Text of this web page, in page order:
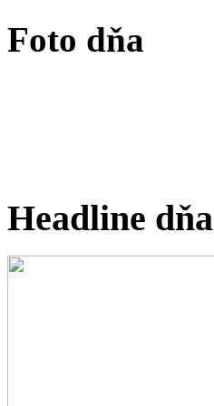
Foto dňa
Headline dňa